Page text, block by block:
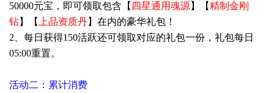
50000元宝，即可领取包含【 四星通用魂源】【精制金刚
钻】【 上品资质丹】在内的豪华礼包！
2、每日获得150活跃还可领取对应的礼包一份，礼包每日
05:00重置。
活动二：累计消费